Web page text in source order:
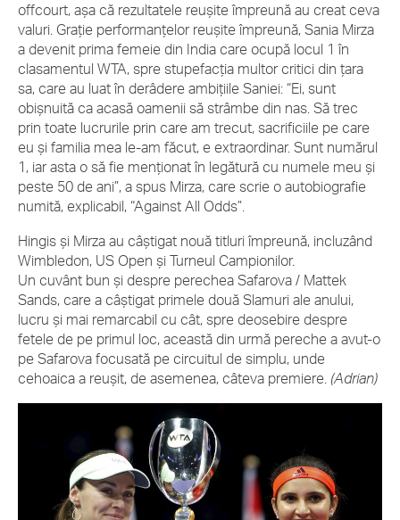
offcourt, așa că rezultatele reușite împreună au creat ceva
valuri. Grație performanțelor reușite împreună, Sania Mirza
a devenit prima femeie din India care ocupă locul 1 în
clasamentul WTA, spre stupefacția multor critici din țara
sa, care au luat în derâdere ambițiile Saniei: “Ei, sunt
obișnuită ca acasă oamenii să strâmbe din nas. Să trec
prin toate lucrurile prin care am trecut, sacrificiile pe care
eu și familia mea le-am făcut, e extraordinar. Sunt numărul
1, iar asta o să fie menționat în legătură cu numele meu și
peste 50 de ani”, a spus Mirza, care scrie o autobiografie
numită, explicabil, “Against All Odds”.
Hingis și Mirza au câștigat nouă titluri împreună, incluzând
Wimbledon, US Open și Turneul Campionilor.
Un cuvânt bun și despre perechea Safarova / Mattek
Sands, care a câștigat primele două Slamuri ale anului,
lucru și mai remarcabil cu cât, spre deosebire despre
fetele de pe primul loc, această din urmă pereche a avut-o
pe Safarova focusată pe circuitul de simplu, unde
cehoaica a reușit, de asemenea, câteva premiere. (Adrian)